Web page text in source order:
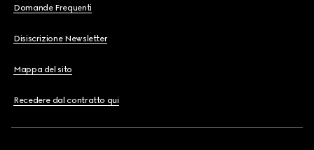
Domande Frequenti
Disiscrizione Newsletter
Mappa del sito
Recedere dal contratto qui